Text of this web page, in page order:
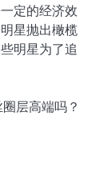
定的经济效
星抛出橄榄
明星为了追